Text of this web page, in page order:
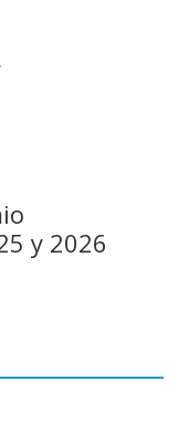
y 2026